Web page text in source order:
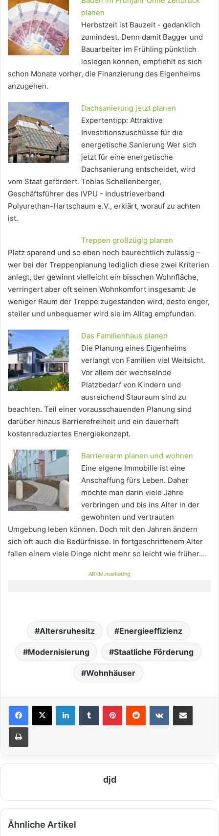
planen
Herbstzeit ist Bauzeit - gedanklich
zumindest. Denn damit Bagger und
Bauarbeiter im Frühling pünktlich
loslegen können, empfiehlt es sich
schon Monate vorher, die Finanzierung des Eigenheims
anzugehen.
Dachsanierung jetzt planen
Expertentipp: Attraktive
Investitionszuschüsse für die
energetische Sanierung Wer sich
jetzt für eine energetische
Dachsanierung entscheidet, wird
vom Staat gefördert. Tobias Schellenberger,
Geschäftsführer des IVPU - Industrieverband
Polyurethan-Hartschaum e.V., erklärt, worauf zu achten
ist.
Treppen großzügig planen
Platz sparend und so eben noch baurechtlich zulässig –
wer bei der Treppenplanung lediglich diese zwei Kriterien
anlegt, der gewinnt vielleicht ein bisschen Wohnfläche,
verringert aber oft seinen Wohnkomfort insgesamt: Je
weniger Raum der Treppe zugestanden wird, desto enger,
steiler und unbequemer wird sie im Alltag empfunden.
Das Familienhaus planen
Die Planung eines Eigenheims
verlangt von Familien viel Weitsicht.
Vor allem der wechselnde
Platzbedarf von Kindern und
ausreichend Stauraum sind zu
beachten. Teil einer vorausschauenden Planung sind
darüber hinaus Barrierefreiheit und ein dauerhaft
kostenreduziertes Energiekonzept.
Barrierearm planen und wohnen
Eine eigene Immobilie ist eine
Anschaffung fürs Leben. Daher
möchte man darin viele Jahre
verbringen und bis ins Alter in der
gewohnten und vertrauten
Umgebung leben können. Doch mit den Jahren ändern
sich oft auch die Bedürfnisse. In fortgeschrittenem Alter
fallen einem viele Dinge nicht mehr so leicht wie früher.…
ARKM.marketing
Altersruhesitz Energieeffizienz
Modernisierung Staatliche Förderung
Wohnhäuser
djd
Ähnliche Artikel